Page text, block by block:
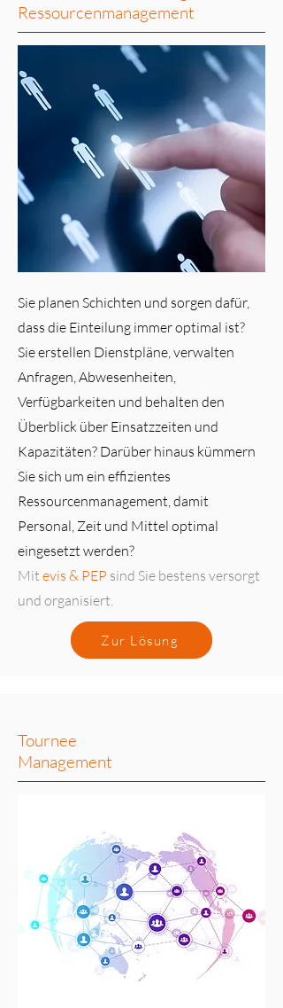
Ressourcenmanagement
Sie planen Schichten und sorgen dafür,
dass die Einteilung immer optimal ist?
Sie erstellen Dienstpläne, verwalten
Anfragen, Abwesenheiten,
Verfügbarkeiten und behalten den
Überblick über Einsatzzeiten und
Kapazitäten? Darüber hinaus kümmern
Sie sich um ein effizientes
Ressourcenmanagement, damit
Personal, Zeit und Mittel optimal
eingesetzt werden?
Mit evis & PEP sind Sie bestens versorgt
und organisiert.
Zur Lösung
Tournee
Management